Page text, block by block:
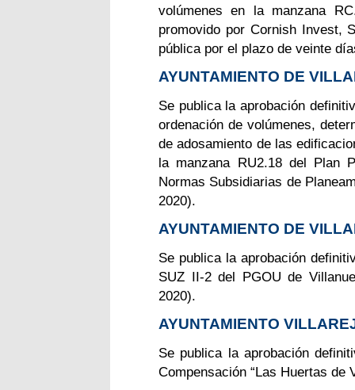
volúmenes en la manzana
promovido por Cornish Invest,
pública por el plazo de veinte
AYUNTAMIENTO DE
Se publica la aprobación
ordenación de volúmenes,
de adosamiento de las
la manzana RU2.18 del Plan
Normas Subsidiarias de
2020).
AYUNTAMIENTO DE
Se publica la aprobación
SUZ II-2 del PGOU de
2020).
AYUNTAMIENTO
Se publica la aprobación
Compensación “Las Huertas de